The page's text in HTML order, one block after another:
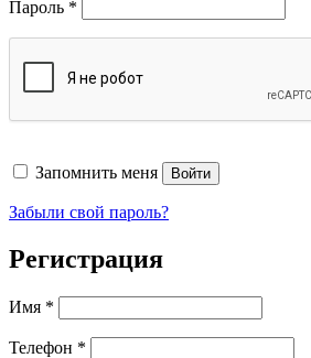
Пароль *
Запомнить меня Войти
Забыли свой пароль?
Регистрация
Имя *
Телефон *